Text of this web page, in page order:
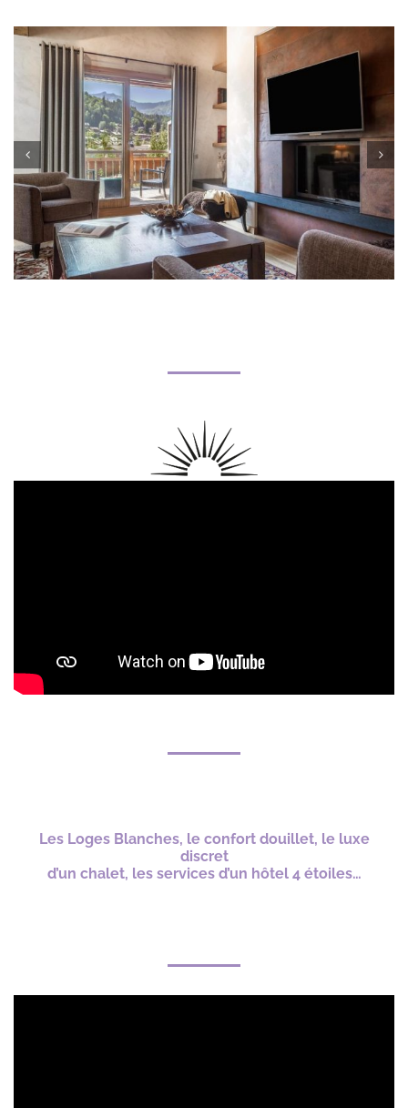
Les Loges Blanches, le confort douillet, le luxe
discret
d’un chalet, les services d’un hôtel 4 étoiles…